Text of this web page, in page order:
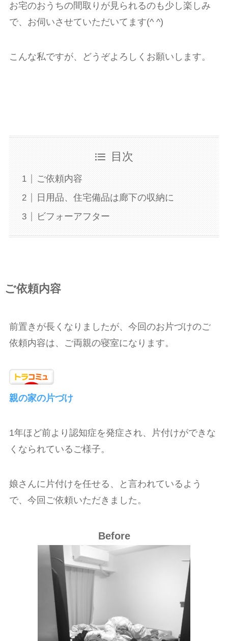
お宅のおうちの間取りが見られるのも少し楽しみ
で、お伺いさせていただいてます(^ ^)
こんな私ですが、どうぞよろしくお願いします。
目次
ご依頼内容
日用品、住宅備品は廊下の収納に
ビフォーアフター
ご依頼内容
前置きが長くなりましたが、今回のお片づけのご
依頼内容は、ご両親の寝室になります。
親の家の片づけ
1年ほど前より認知症を発症され、片付けができな
くなられているご様子。
娘さんに片付けを任せる、と言われているよう
で、今回ご依頼いただきました。
Before